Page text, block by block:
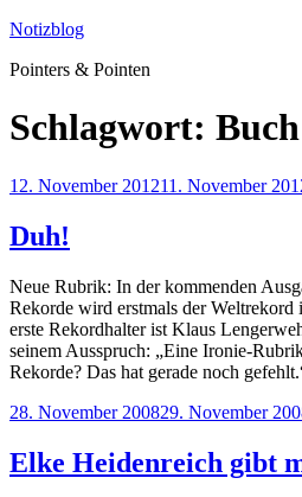
Zum
springen
Notizblog
Pointers & Pointen
Schlagwort: Buch
Veröffentlicht
12. November 201211. November
Duh!
Neue Rubrik: In der kommenden
Rekorde wird erstmals der
erste Rekordhalter ist Klaus
seinem Ausspruch: „Eine Ironie-
Rekorde? Das hat gerade noch
Veröffentlicht
28. November 200829. November
Elke Heidenreich gibt